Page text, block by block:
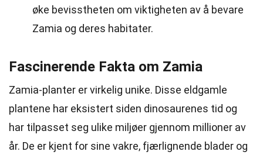
øke bevisstheten om viktigheten av å bevare
Zamia og deres habitater.
Fascinerende Fakta om Zamia
Zamia-planter er virkelig unike. Disse eldgamle
plantene har eksistert siden dinosaurenes tid og
har tilpasset seg ulike miljøer gjennom millioner av
år. De er kjent for sine vakre, fjærlignende blader og